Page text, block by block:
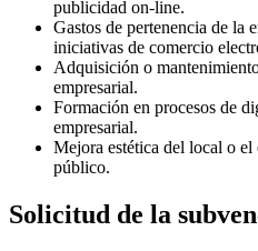
publicidad on-line.
Gastos de pertenencia de la
iniciativas de comercio
Adquisición o
empresarial.
Formación en procesos de
empresarial.
Mejora estética del local o
público.
Solicitud de la